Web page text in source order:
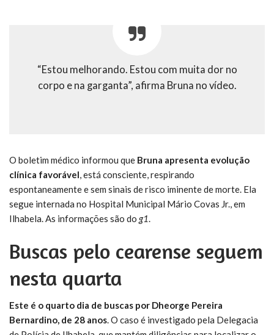
“Estou melhorando. Estou com muita dor no
corpo e na garganta”, afirma Bruna no vídeo.
O boletim médico informou que Bruna apresenta evolução
clínica favorável, está consciente, respirando
espontaneamente e sem sinais de risco iminente de morte. Ela
segue internada no Hospital Municipal Mário Covas Jr., em
Ilhabela. As informações são do g1.
Buscas pelo cearense seguem
nesta quarta
Este é o quarto dia de buscas por Dheorge Pereira
Bernardino, de 28 anos. O caso é investigado pela Delegacia